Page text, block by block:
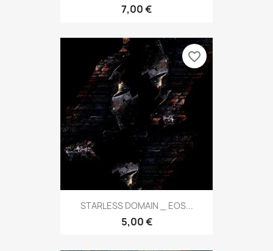
7,00 €
STARLESS DOMAIN _ EOS...
5,00 €
favorite_border